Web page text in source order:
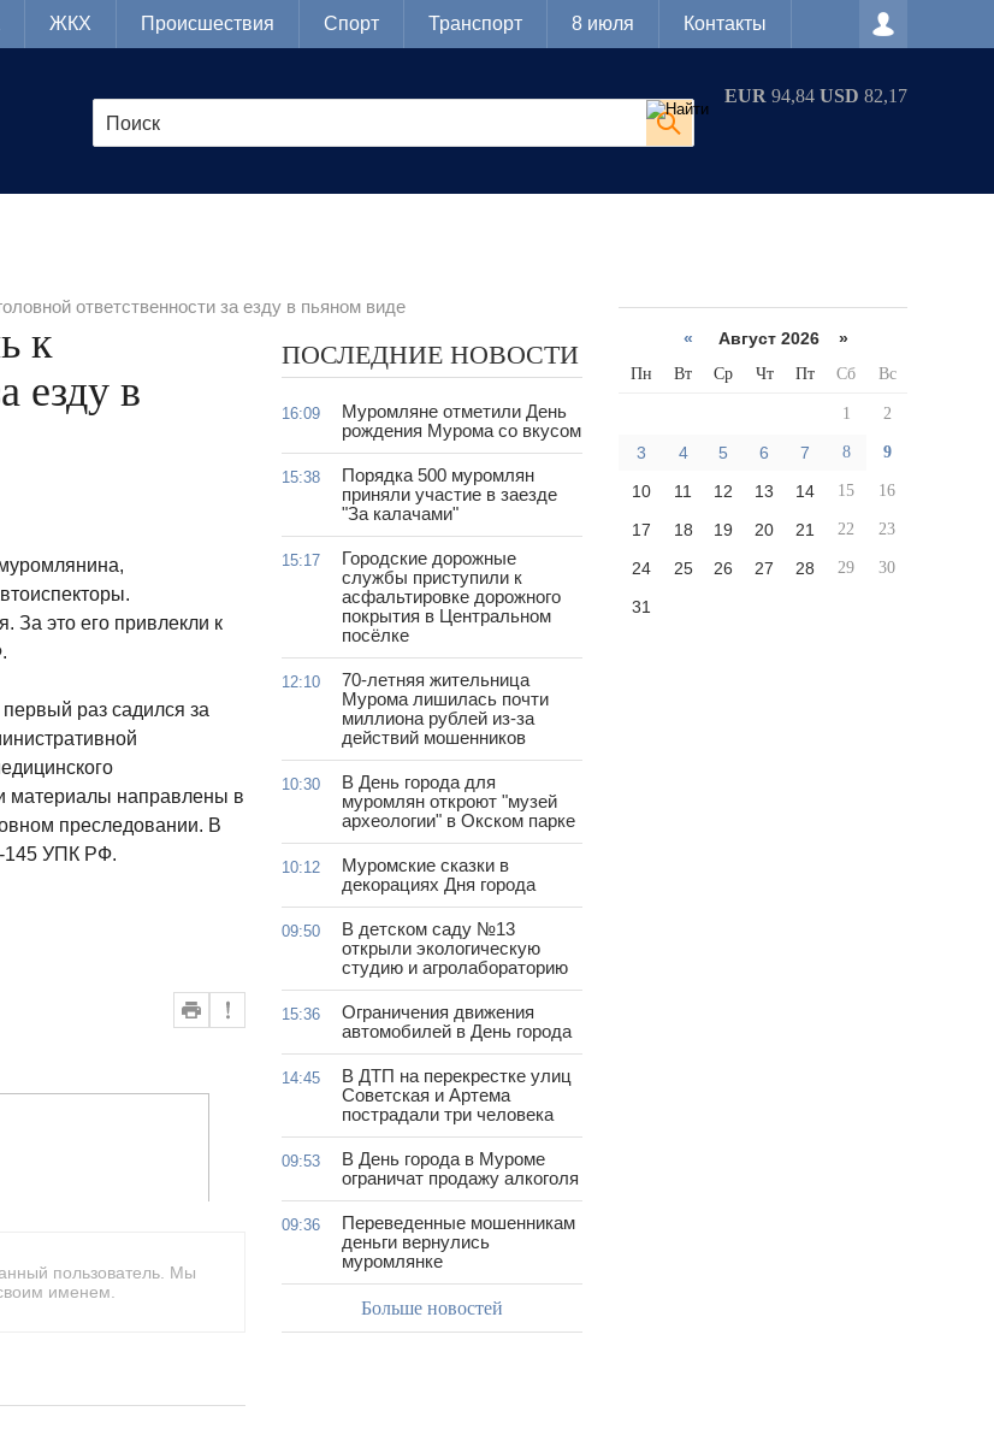
ЖКХ Происшествия Спорт Транспорт 8 июля Контакты
EUR 94,84 USD 82,17
ответственности за езду в пьяном виде
к
езду в
За это его привлекли к
раз садился за
материалы направлены в
преследовании. В
145 УПК РФ.
пользователь. Мы
именем.
ПОСЛЕДНИЕ НОВОСТИ
16:09
Муромляне отметили День
рождения Мурома со вкусом
15:38
Порядка 500 муромлян
приняли участие в заезде
"За калачами"
15:17
Городские дорожные
службы приступили к
асфальтировке дорожного
покрытия в Центральном
посёлке
12:10
70-летняя жительница
Мурома лишилась почти
миллиона рублей из-за
действий мошенников
10:30
В День города для
муромлян откроют "музей
археологии" в Окском парке
10:12
Муромские сказки в
декорациях Дня города
09:50
В детском саду №13
открыли экологическую
студию и агролабораторию
15:36
Ограничения движения
автомобилей в День города
14:45
В ДТП на перекрестке улиц
Советская и Артема
пострадали три человека
09:53
В День города в Муроме
ограничат продажу алкоголя
09:36
Переведенные мошенникам
деньги вернулись
муромлянке
Больше новостей
« Август 2026 »
Пн Вт Ср Чт Пт Сб Вс
1 2
3 4 5 6 7 8 9
10 11 12 13 14 15 16
17 18 19 20 21 22 23
24 25 26 27 28 29 30
31